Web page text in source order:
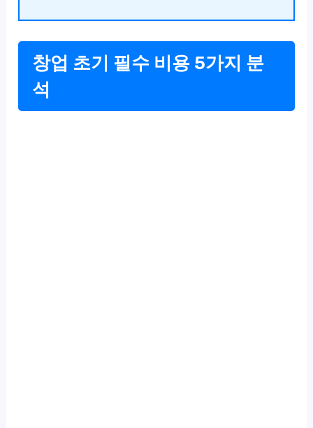
창업 초기 필수 비용 5가지 분
석